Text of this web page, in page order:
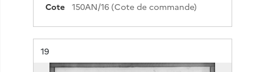
Cote
150AN/16 (Cote de commande)
Résultat n°
19